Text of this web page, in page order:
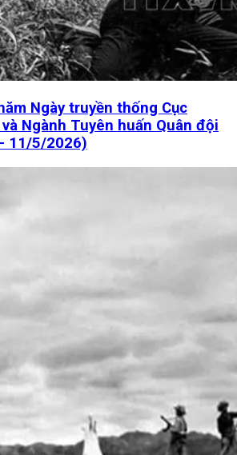
Ngày truyền thống Cục
Ngành Tuyên huấn Quân đội
11/5/2026)